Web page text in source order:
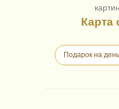
Карта
Подарок на